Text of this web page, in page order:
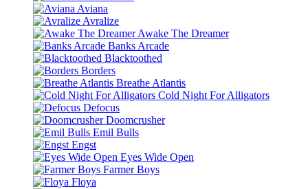
Aviana
Avralize
Awake The Dreamer
Banks Arcade
Blacktoothed
Borders
Breathe Atlantis
Cold Night For Alligators
Defocus
Doomcrusher
Emil Bulls
Engst
Eyes Wide Open
Farmer Boys
Floya